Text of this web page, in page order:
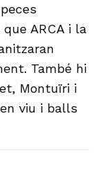
ARCA i la
També hi
Montuïri i
viu i balls